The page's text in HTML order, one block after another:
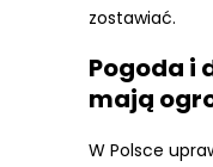
zostawiać.
Pogoda i
mają
W Polsce